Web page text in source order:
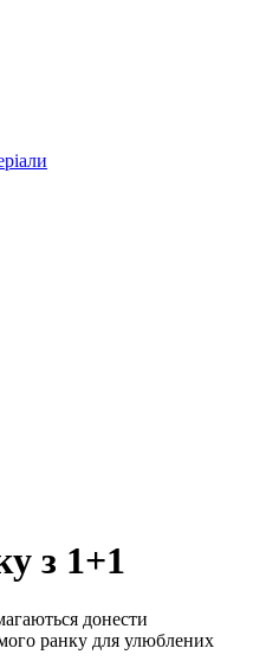
з 1+1
донести
ранку для улюблених